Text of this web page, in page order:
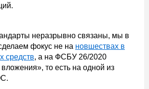
неразрывно связаны, мы в
фокус не на новшествах в
средств, а на ФСБУ 26/2020
то есть на одной из